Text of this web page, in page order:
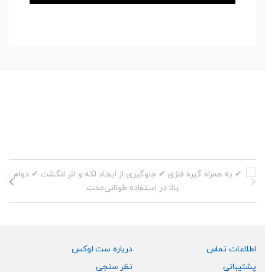
اطلاعات تماس
پشتیبانی
درباره ست لوکس
نظر سنجی